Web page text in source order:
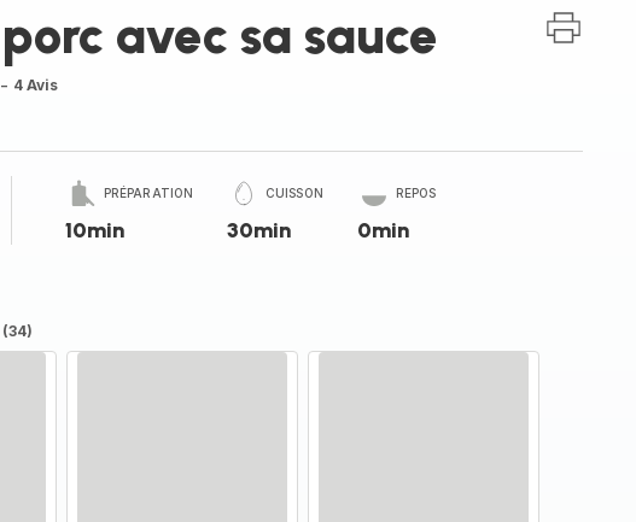
avec sa sauce
- 4 Avis
PRÉPARATION
10min
CUISSON
30min
REPOS
0min